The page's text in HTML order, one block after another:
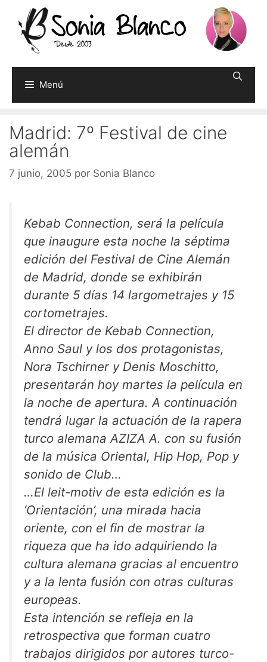
contenido
Menú
Madrid: 7º Festival de cine
alemán
7 junio, 2005 por Sonia Blanco
Kebab Connection, será la película
que inaugure esta noche la séptima
edición del Festival de Cine Alemán
de Madrid, donde se exhibirán
durante 5 días 14 largometrajes y 15
cortometrajes.
El director de Kebab Connection,
Anno Saul y los dos protagonistas,
Nora Tschirner y Denis Moschitto,
presentarán hoy martes la película en
la noche de apertura. A continuación
tendrá lugar la actuación de la rapera
turco alemana AZIZA A. con su fusión
de la música Oriental, Hip Hop, Pop y
sonido de Club…
…El leit-motiv de esta edición es la
‘Orientación’, una mirada hacia
oriente, con el fin de mostrar la
riqueza que ha ido adquiriendo la
cultura alemana gracias al encuentro
y a la lenta fusión con otras culturas
europeas.
Esta intención se refleja en la
retrospectiva que forman cuatro
trabajos dirigidos por autores turco-